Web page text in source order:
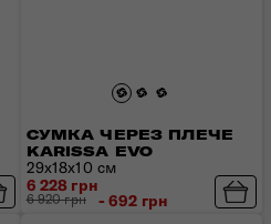
СУМКА ЧЕРЕЗ ПЛЕЧЕ
KARISSA EVO
29х18х10 см
6 228 грн
6 920 грн - 692 грн